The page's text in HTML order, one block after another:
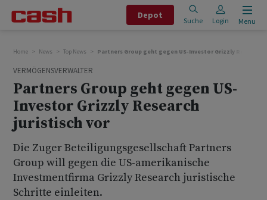
Depot
Suche Login Menu
Home News Top News Partners Group geht gegen US-Investor Grizzly Research
VERMÖGENSVERWALTER
Partners Group geht gegen US-
Investor Grizzly Research
juristisch vor
Die Zuger Beteiligungsgesellschaft Partners
Group will gegen die US-amerikanische
Investmentfirma Grizzly Research juristische
Schritte einleiten.